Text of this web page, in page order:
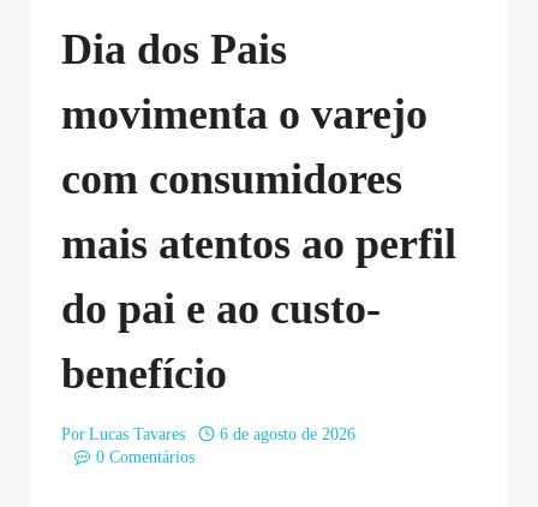
Dia dos Pais
movimenta o varejo
com consumidores
mais atentos ao perfil
do pai e ao custo-
benefício
Por Lucas Tavares
6 de agosto de 2026
0 Comentários